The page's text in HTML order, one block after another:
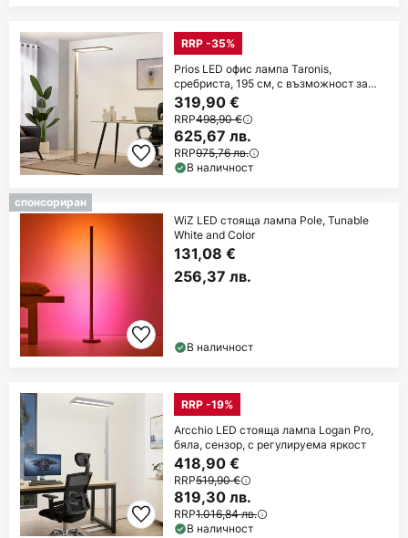
RRP -35%
Prios LED офис лампа Taronis,
сребриста, 195 см, с възможност за
димиране
319,90 €
RRP498,90 €
625,67 лв.
RRP975,76 лв.
В наличност
спонсориран
WiZ LED стояща лампа Pole, Tunable
White and Color
131,08 €
256,37 лв.
В наличност
RRP -19%
Arcchio LED стояща лампа Logan Pro,
бяла, сензор, с регулируема яркост
418,90 €
RRP519,90 €
819,30 лв.
RRP1.016,84 лв.
В наличност